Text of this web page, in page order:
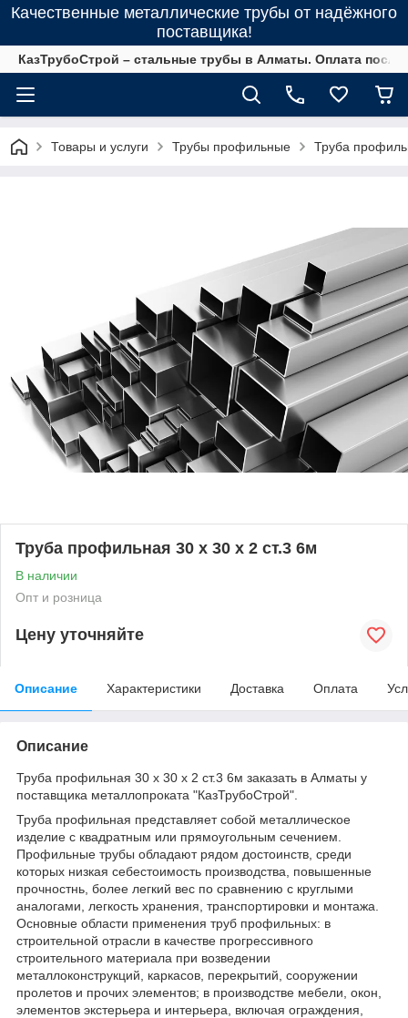
Качественные металлические трубы от надёжного
поставщика!
КазТрубоСтрой – стальные трубы в Алматы. Оплата
Товары и услуги Трубы профильные Труба
Труба профильная 30 х 30 х 2 ст.3 6м
В наличии
Опт и розница
Цену уточняйте
Описание Характеристики Доставка Оплата
Описание
Труба профильная 30 х 30 х 2 ст.3 6м заказать в Алматы у
поставщика металлопроката "КазТрубоСтрой".
Труба профильная представляет собой металлическое
изделие с квадратным или прямоугольным сечением.
Профильные трубы обладают рядом достоинств, среди
которых низкая себестоимость производства, повышенные
прочностнь, более легкий вес по сравнению с круглыми
аналогами, легкость хранения, транспортировки и монтажа.
Основные области применения труб профильных: в
строительной отрасли в качестве прогрессивного
строительного материала при возведении
металлоконструкций, каркасов, перекрытий, сооружении
пролетов и прочих элементов; в производстве мебели, окон,
элементов экстерьера и интерьера, включая ограждения,